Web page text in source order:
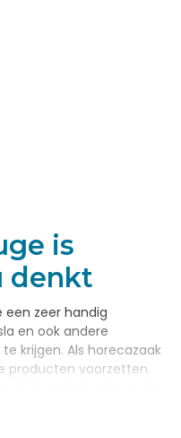
is
denkt
een zeer handig
en ook andere
krijgen. Als horecazaak
producten voorzetten.
uw verse kroppen sla
Maar als u sla wast,